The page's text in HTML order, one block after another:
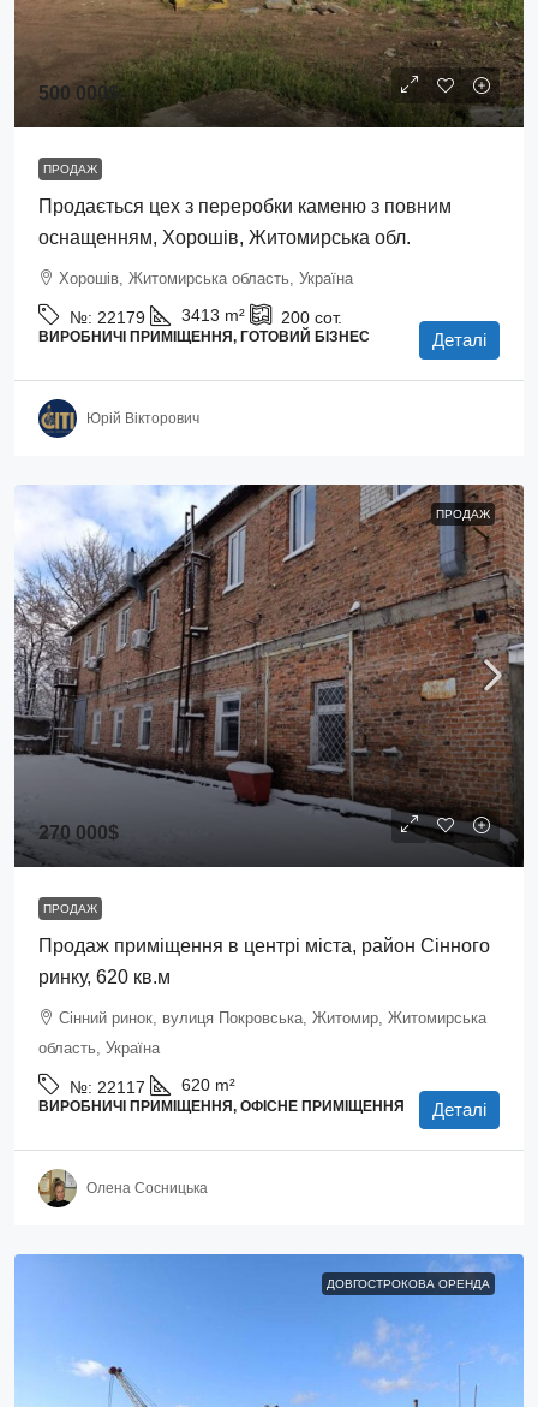
500 000$
ПРОДАЖ
Продається цех з переробки каменю з повним
оснащенням, Хорошів, Житомирська обл.
Хорошів, Житомирська область, Україна
№: 22179 3413 m² 200 сот.
ВИРОБНИЧІ ПРИМІЩЕННЯ, ГОТОВИЙ БІЗНЕС Деталі
Юрій Вікторович
ПРОДАЖ
270 000$
ПРОДАЖ
Продаж приміщення в центрі міста, район Сінного
ринку, 620 кв.м
Сінний ринок, вулиця Покровська, Житомир, Житомирська
область, Україна
№: 22117 620 m²
ВИРОБНИЧІ ПРИМІЩЕННЯ, ОФІСНЕ ПРИМІЩЕННЯ Деталі
Олена Сосницька
ДОВГОСТРОКОВА ОРЕНДА